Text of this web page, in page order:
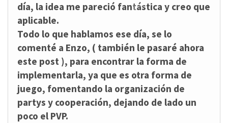
día, la idea me pareció fantástica y creo que
aplicable.
Todo lo que hablamos ese día, se lo
comenté a Enzo, ( también le pasaré ahora
este post ), para encontrar la forma de
implementarla, ya que es otra forma de
juego, fomentando la organización de
partys y cooperación, dejando de lado un
poco el PVP.
❄